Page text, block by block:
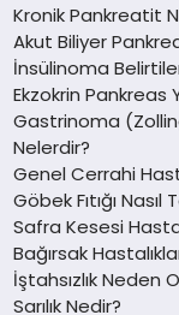
Kronik Pankreatit
Akut Biliyer
İnsülinoma
Ekzokrin Pankreas
Gastrinoma
Nelerdir?
Genel Cerrahi
Göbek Fıtığı Nasıl
Safra Kesesi
Bağırsak
İştahsızlık Neden
Sarılık Nedir?